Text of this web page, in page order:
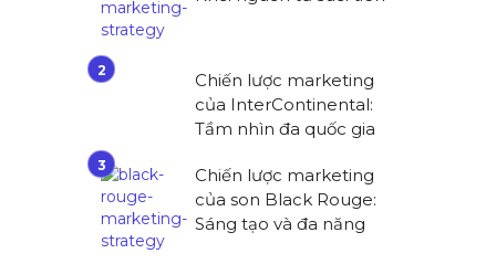
Chiến lược marketing
của InterContinental:
Tầm nhìn đa quốc gia
Chiến lược marketing
của son Black Rouge:
Sáng tạo và đa năng